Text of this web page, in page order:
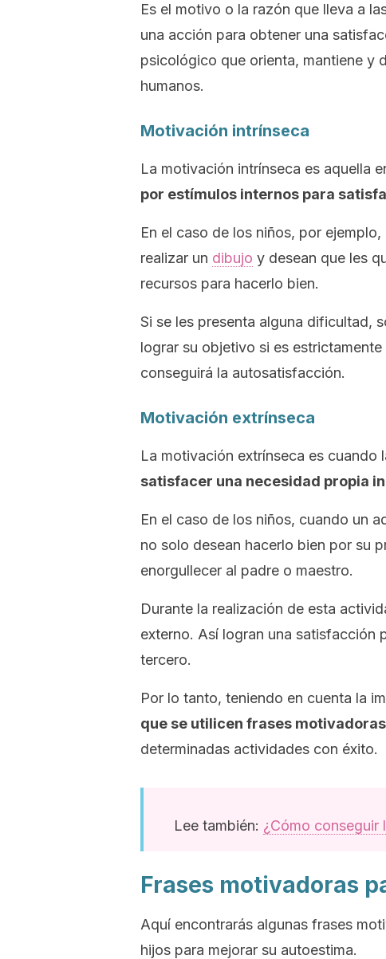
Es el motivo o la razón que lleva a
una acción para obtener una
psicológico que orienta, mantiene y
humanos.
Motivación intrínseca
La motivación intrínseca es aquella
por estímulos internos para
En el caso de los niños, por
realizar un dibujo y desean que les
recursos para hacerlo bien.
Si se les presenta alguna dificultad,
lograr su objetivo si es
conseguirá la autosatisfacción.
Motivación extrínseca
La motivación extrínseca es cuando
satisfacer una necesidad propia
En el caso de los niños, cuando un
no solo desean hacerlo bien por su
enorgullecer al padre o maestro.
Durante la realización de esta
externo. Así logran una satisfacción
tercero.
Por lo tanto, teniendo en cuenta la
que se utilicen frases motivadoras
determinadas actividades con éxito.
Lee también: ¿Cómo conseguir
Frases motivadoras
Aquí encontrarás algunas frases
hijos para mejorar su autoestima.